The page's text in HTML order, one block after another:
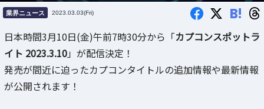
業界ニュース 2023.03.03(Fri) B!
日本時間3月10日(金)午前7時30分から「カプコンスポットラ
イト 2023.3.10」が配信決定！
発売が間近に迫ったカプコンタイトルの追加情報や最新情報
が公開されます！